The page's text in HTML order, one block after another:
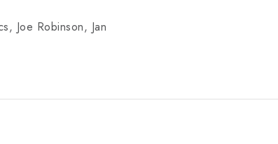
Joe Robinson, Jan